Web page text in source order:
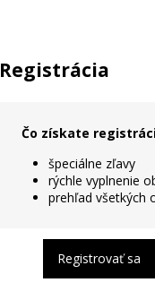
Registrácia
Čo získate
špeciálne zľavy
rýchle vyplnenie
prehľad všetkých
Registrovať sa